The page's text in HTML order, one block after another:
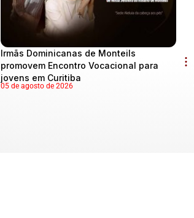
Irmãs Dominicanas de Monteils
promovem Encontro Vocacional para
jovens em Curitiba
05 de agosto de 2026